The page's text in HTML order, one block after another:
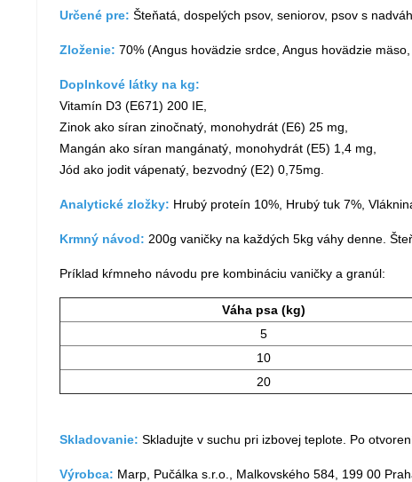
Určené pre: Šteňatá, dospelých psov, seniorov, psov s
Zloženie: 70% (Angus hovädzie srdce, Angus hovädzie
Doplnkové látky na kg:
Vitamín D3 (E671) 200 IE,
Zinok ako síran zinočnatý, monohydrát (E6) 25 mg,
Mangán ako síran mangánatý, monohydrát (E5) 1,4 mg,
Jód ako jodit vápenatý, bezvodný (E2) 0,75mg.
Analytické zložky: Hrubý proteín 10%, Hrubý tuk 7%,
Krmný návod: 200g vaničky na každých 5kg váhy denne.
Príklad kŕmneho návodu pre kombináciu vaničky a granúl:
Váha psa (kg)
5
10
20
Skladovanie: Skladujte v suchu pri izbovej teplote. Po
Výrobca: Marp, Pučálka s.r.o., Malkovského 584, 199 00